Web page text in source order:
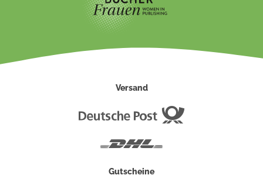
Versand
Gutscheine